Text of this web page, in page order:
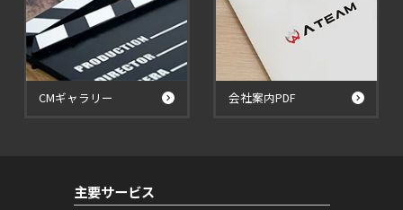
CMギャラリー 会社案内PDF
主要サービス